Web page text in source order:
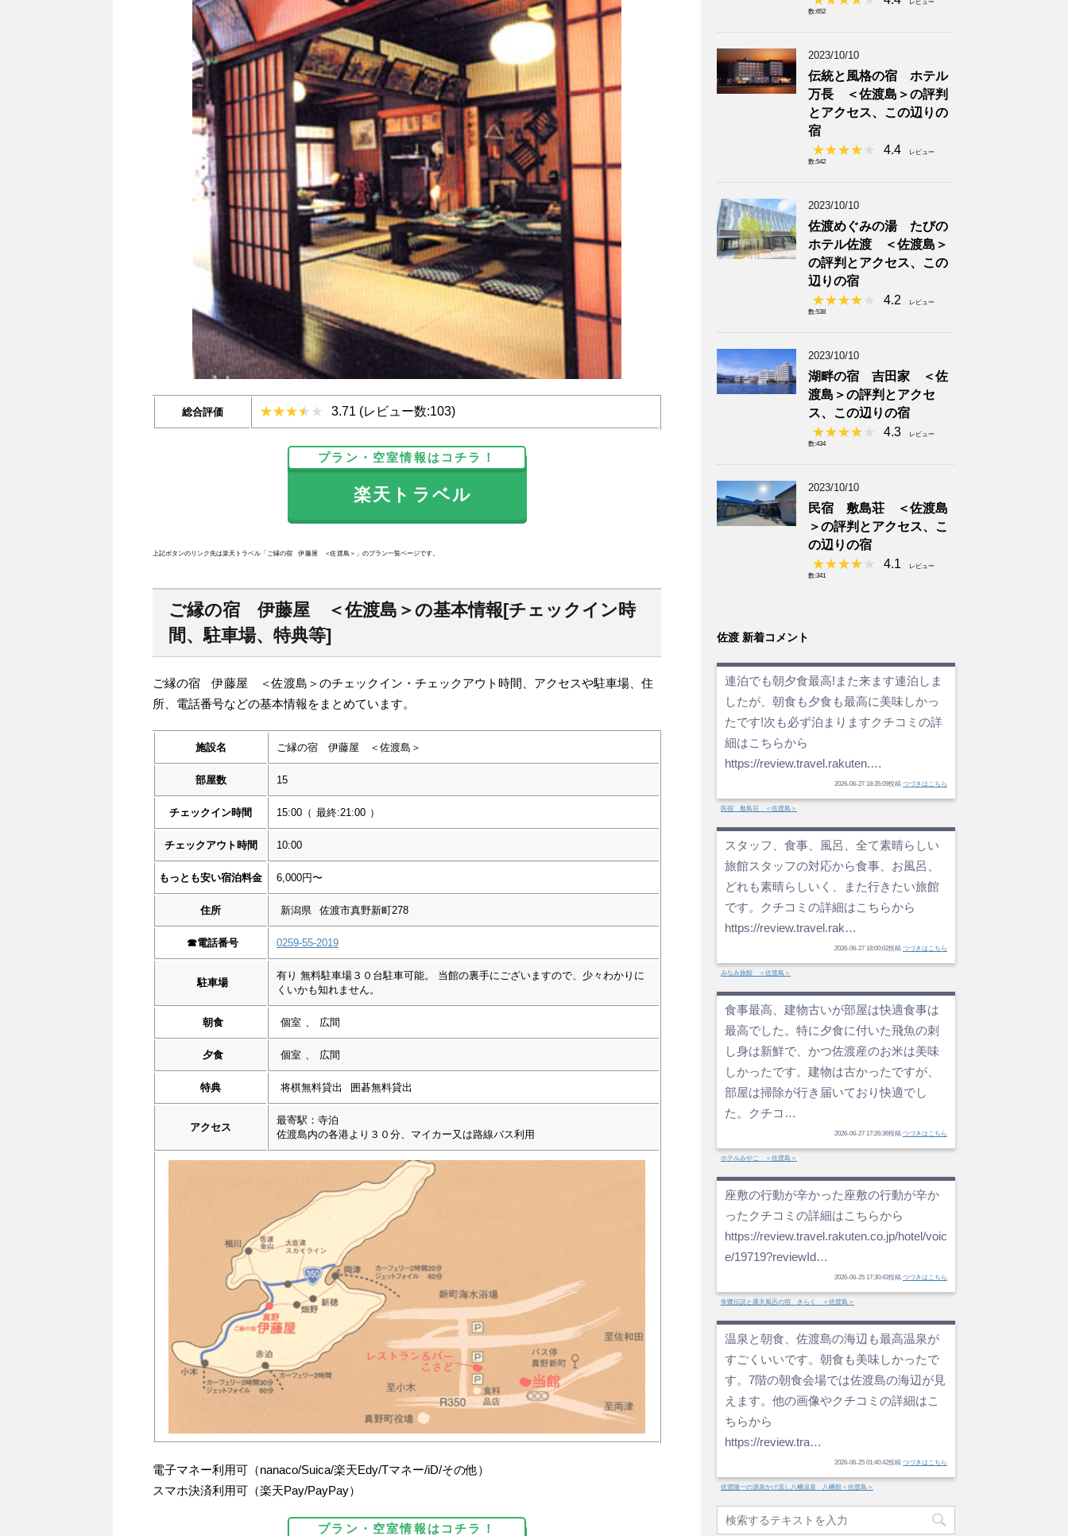
総合評価 3.71 (レビュー数:103)
プラン・空室情報はコチラ！
楽天トラベル
上記ボタンのリンク先は楽天トラベル「ご縁の宿 伊藤屋 ＜佐渡島＞」のプラン一覧ページです。
ご縁の宿 伊藤屋 ＜佐渡島＞の基本情報[チェックイン時
間、駐車場、特典等]
ご縁の宿 伊藤屋 ＜佐渡島＞のチェックイン・チェックアウト時間、アクセスや駐車場、住
所、電話番号などの基本情報をまとめています。
施設名 ご縁の宿 伊藤屋 ＜佐渡島＞
部屋数 15
チェックイン時間 15:00 （ 最終:21:00 ）
チェックアウト時間 10:00
もっとも安い宿泊料金 6,000円〜
住所 新潟県 佐渡市真野新町278
☎︎電話番号 0259-55-2019
駐車場
有り 無料駐車場３０台駐車可能。 当館の裏手にございますので、少々わかりに
くいかも知れません。
朝食 個室 、 広間
夕食 個室 、 広間
特典 将棋無料貸出 囲碁無料貸出
アクセス
最寄駅：寺泊
佐渡島内の各港より３０分、マイカー又は路線バス利用
電子マネー利用可（nanaco/Suica/楽天Edy/Tマネー/iD/その他）
スマホ決済利用可（楽天Pay/PayPay）
プラン・空室情報はコチラ！
レビュー
数:652
2023/10/10
伝統と風格の宿 ホテル
万長 ＜佐渡島＞の評判
とアクセス、この辺りの
宿
4.4
レビュー
数:542
2023/10/10
佐渡めぐみの湯 たびの
ホテル佐渡 ＜佐渡島＞
の評判とアクセス、この
辺りの宿
4.2
レビュー
数:538
2023/10/10
湖畔の宿 吉田家 ＜佐
渡島＞の評判とアクセ
ス、この辺りの宿
4.3
レビュー
数:434
2023/10/10
民宿 敷島荘 ＜佐渡島
＞の評判とアクセス、こ
の辺りの宿
4.1
レビュー
数:341
佐渡 新着コメント
連泊でも朝夕食最高!また来ます連泊しま
したが、朝食も夕食も最高に美味しかっ
たです!次も必ず泊まりますクチコミの詳
細はこちらから
https://review.travel.rakuten.…
2026-06-27 18:35:09投稿 つづきはこちら
民宿 敷島荘 ＜佐渡島＞
スタッフ、食事、風呂、全て素晴らしい
旅館スタッフの対応から食事、お風呂、
どれも素晴らしいく、また行きたい旅館
です。クチコミの詳細はこちらから
https://review.travel.rak…
2026-06-27 18:00:02投稿 つづきはこちら
みなみ旅館 ＜佐渡島＞
食事最高、建物古いが部屋は快適食事は
最高でした。特に夕食に付いた飛魚の刺
し身は新鮮で、かつ佐渡産のお米は美味
しかったです。建物は古かったですが、
部屋は掃除が行き届いており快適でし
た。クチコ…
2026-06-27 17:26:36投稿 つづきはこちら
ホテルみやこ ＜佐渡島＞
座敷の行動が辛かった座敷の行動が辛か
ったクチコミの詳細はこちらから
https://review.travel.rakuten.co.jp/hotel/voic
e/19719?reviewId…
2026-06-25 17:30:43投稿 つづきはこちら
朱鷺伝説と露天風呂の宿 きらく ＜佐渡島＞
温泉と朝食、佐渡島の海辺も最高温泉が
すごくいいです。朝食も美味しかったで
す。7階の朝食会場では佐渡島の海辺が見
えます。他の画像やクチコミの詳細はこ
ちらから
https://review.tra…
2026-06-25 01:40:42投稿 つづきはこちら
佐渡随一の源泉かけ流し八幡温泉 八幡館＜佐渡島＞